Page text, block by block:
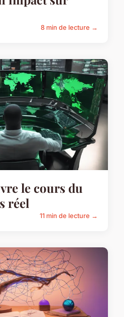
8 min de lecture →
le cours du
réel
11 min de lecture →